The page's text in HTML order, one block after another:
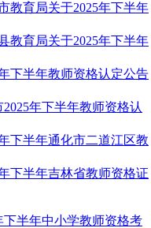
教育局关于2025年下半年
教育局关于2025年下半年
下半年教师资格认定公告
2025年下半年教师资格认
下半年通化市二道江区教
下半年吉林省教师资格证
下半年中小学教师资格考